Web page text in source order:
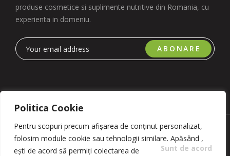
Politica Cookie
Pentru scopuri precum afișarea de conținut personalizat,
folosim module cookie sau tehnologii similare. Apăsând
Sunt de acord
,
ești de acord să permiți colectarea de
produse cosmetice si suplimente nutritive din Romania, cu
experienta in domeniu.
ABONARE
Copyright 2023 © Romfarmachim SA. Realizat de Simplio
Software